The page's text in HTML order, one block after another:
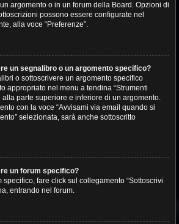
argomento o in un forum della Board. Opzioni di
possono essere configurate nel
alla voce “Preferenze”.
un segnalibro o un argomento specifico?
o sottoscrivere un argomento specifico
appropriato nel menu a tendina “Strumenti
alla parte superiore e inferiore di un argomento.
con la voce “Avvisami via email quando si
selezionata, sarà anche sottoscritto
un forum specifico?
specifico, fare click sul collegamento “Sottoscrivi
entrando nel forum.